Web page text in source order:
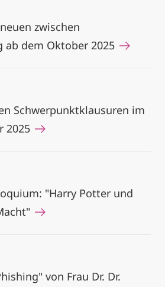
zwischen
ab dem Oktober 2025
Schwerpunktklausuren im
2025
"Harry Potter und
von Frau Dr. Dr.